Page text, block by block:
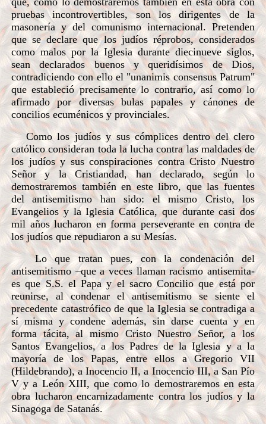
pruebas incontrovertibles, son los dirigentes de la
masonería y del comunismo internacional. Pretenden
que se declare que los judíos réprobos, considerados
como malos por la Iglesia durante diecinueve siglos,
sean declarados buenos y queridísimos de Dios,
contradiciendo con ello el "unanimis consensus Patrum"
que estableció precisamente lo contrario, así como lo
afirmado por diversas bulas papales y cánones de
concilios ecuménicos y provinciales.
Como los judíos y sus cómplices dentro del clero
católico consideran toda la lucha contra las maldades de
los judíos y sus conspiraciones contra Cristo Nuestro
Señor y la Cristiandad, han declarado, según lo
demostraremos también en este libro, que las fuentes
del antisemitismo han sido: el mismo Cristo, los
Evangelios y la Iglesia Católica, que durante casi dos
mil años lucharon en forma perseverante en contra de
los judíos que repudiaron a su Mesías.
Lo que tratan pues, con la condenación del
antisemitismo –que a veces llaman racismo antisemita-
es que S.S. el Papa y el sacro Concilio que está por
reunirse, al condenar el antisemitismo se siente el
precedente catastrófico de que la Iglesia se contradiga a
sí misma y condene además, sin darse cuenta y en
forma tácita, al mismo Cristo Nuestro Señor, a los
Santos Evangelios, a los Padres de la Iglesia y a la
mayoría de los Papas, entre ellos a Gregorio VII
(Hildebrando), a Inocencio II, a Inocencio III, a San Pío
V y a León XIII, que como lo demostraremos en esta
obra lucharon encarnizadamente contra los judíos y la
Sinagoga de Satanás.